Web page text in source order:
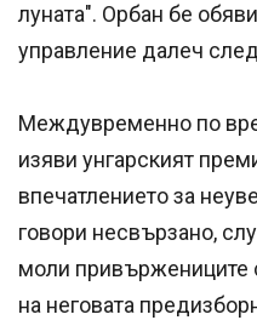
луната". Орбан бе
управление далеч
Междувременно по
изяви унгарският
впечатлението за
говори несвързано,
моли привържениците
на неговата